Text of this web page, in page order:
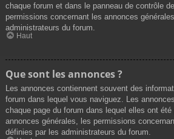
chaque forum et dans le panneau de contrôle
permissions concernant les annonces
administrateurs du forum.
Haut
Que sont les annonces ?
Les annonces contiennent souvent des
forum dans lequel vous naviguez. Les
chaque page du forum dans lequel elles ont
annonces générales, les permissions
définies par les administrateurs du forum.